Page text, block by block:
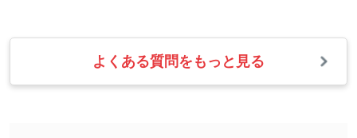
・1色印刷でグラデーションや濃淡を表現した
い
また、お選びいただいた印刷色が本体色に合わ
ない場合や仕上がりに影響しそうな場合は、ス
タッフから別の色をご案内することもございま
・お届け時に商品が損傷・故障している場合
・ご注文と異なる商品が届いた場合
・印刷不良があった場合
業日以内に担当スタッフよりメールにてご連絡
いたします。
お急ぎの場合はお電話でのご質問も受け付けて
よくある質問をもっと見る